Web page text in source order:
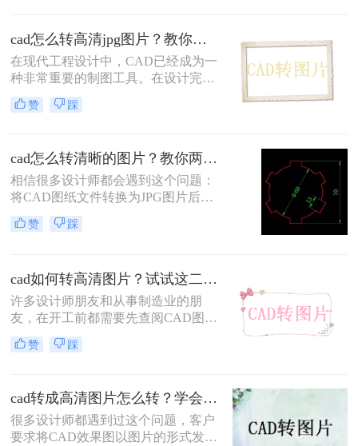
么批量转图片，快来看看这篇文章吧
cad怎么转高清jpg图片？教你两个靠谱的方法！
在现代工程设计中，CAD已经成为一
种非常重要的制图工具。在设计完成
后，我们有时需要将CAD图形转换为
图片格式，这样以便于共享和展示。
赞 踩
cad怎么转清晰的图片？教你两个靠谱的方法！
相信很多设计师都会遇到这个问题：
将CAD图纸文件转换为JPG图片后，
发送给客户或领导方便查看。其实将
CAD图纸文件导出图片的方法有很
图片。但通过这种方式得到的图片不
是高清的。
赞 踩
cad如何转高清图片？试试这二种方法！
许多设计师朋友和从事制造业的朋
友，在开工前都需要先查阅CAD图纸
来进行参考。但如果文件是DWG或
DXF格式，就需要用专门的软件进行
场作业时想要查看CAD文件，方法非
常简单！
赞 踩
cad转成高清图片怎么转？学会这个方法，5秒搞定！
很多设计师都遇到过这个问题，客户
要求将CAD效果图以图片的形式发